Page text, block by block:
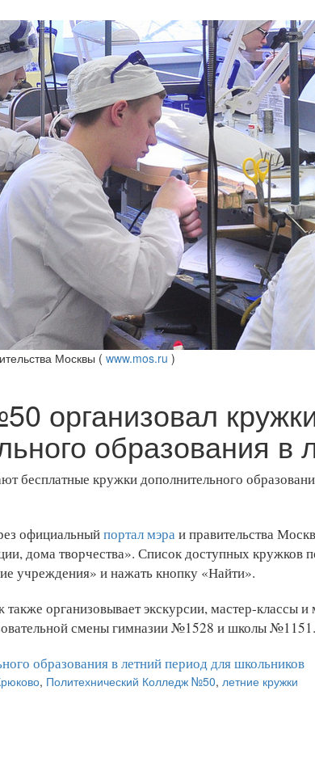
Москвы ( www.mos.ru )
организовал
образования в
бесплатные кружки дополнительного
официальныйпортал мэраи правительства
дома творчества». Список доступных
учреждения» и нажать кнопку «Найти».
организовывает экскурсии, мастер-классы
смены гимназии №1528 и школы №1151.
образования в летний период для школьников
, Политехнический Колледж №50, летние кружки